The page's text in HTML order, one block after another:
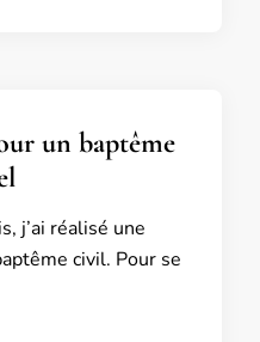
un baptême
j’ai réalisé une
civil. Pour se